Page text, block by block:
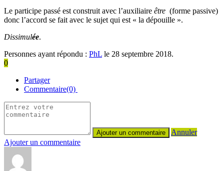
Le participe passé est construit avec l’auxiliaire être (forme passive)
donc l’accord se fait avec le sujet qui est « la dépouille ».
Dissimulée.
Personnes ayant répondu : PhL le 28 septembre 2018.
0
Partager
Commentaire(0)
Annuler
Ajouter un commentaire